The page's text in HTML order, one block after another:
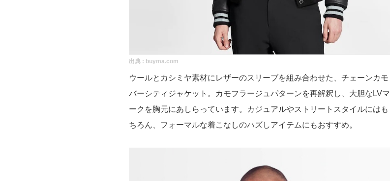
出典 : buyma.com
ウールとカシミヤ素材にレザーのスリーブを組み合わせた、チェーンカモ
バーシティジャケット。カモフラージュパターンを再解釈し、大胆なLVマ
ークを胸元にあしらっています。カジュアルやストリートスタイルにはも
ちろん、フォーマルな着こなしのハズしアイテムにもおすすめ。